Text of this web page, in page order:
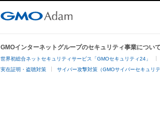
GMOインターネットグループのセキュリティ事業について
世界初総合ネットセキュリティサービス「GMOセキュリティ24」
実在証明・盗聴対策 サイバー攻撃対策（GMOサイバーセキュリ